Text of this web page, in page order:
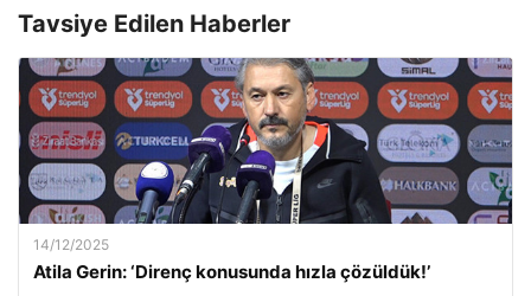
Tavsiye Edilen Haberler
14/12/2025
Atila Gerin: ‘Direnç konusunda hızla çözüldük!’